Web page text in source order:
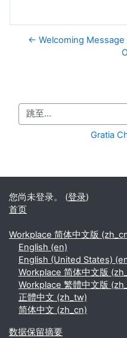
← Welcoming
跳至...
Gratia
您尚未登录。 (登录)
首页
Workplace 简体中文版
English ‎(en)‎
English (United States)
Workplace 简体中文版
Workplace 繁體中文版
正體中文 ‎(zh_tw)‎
简体中文 ‎(zh_cn)‎
‎数据保留摘要‎